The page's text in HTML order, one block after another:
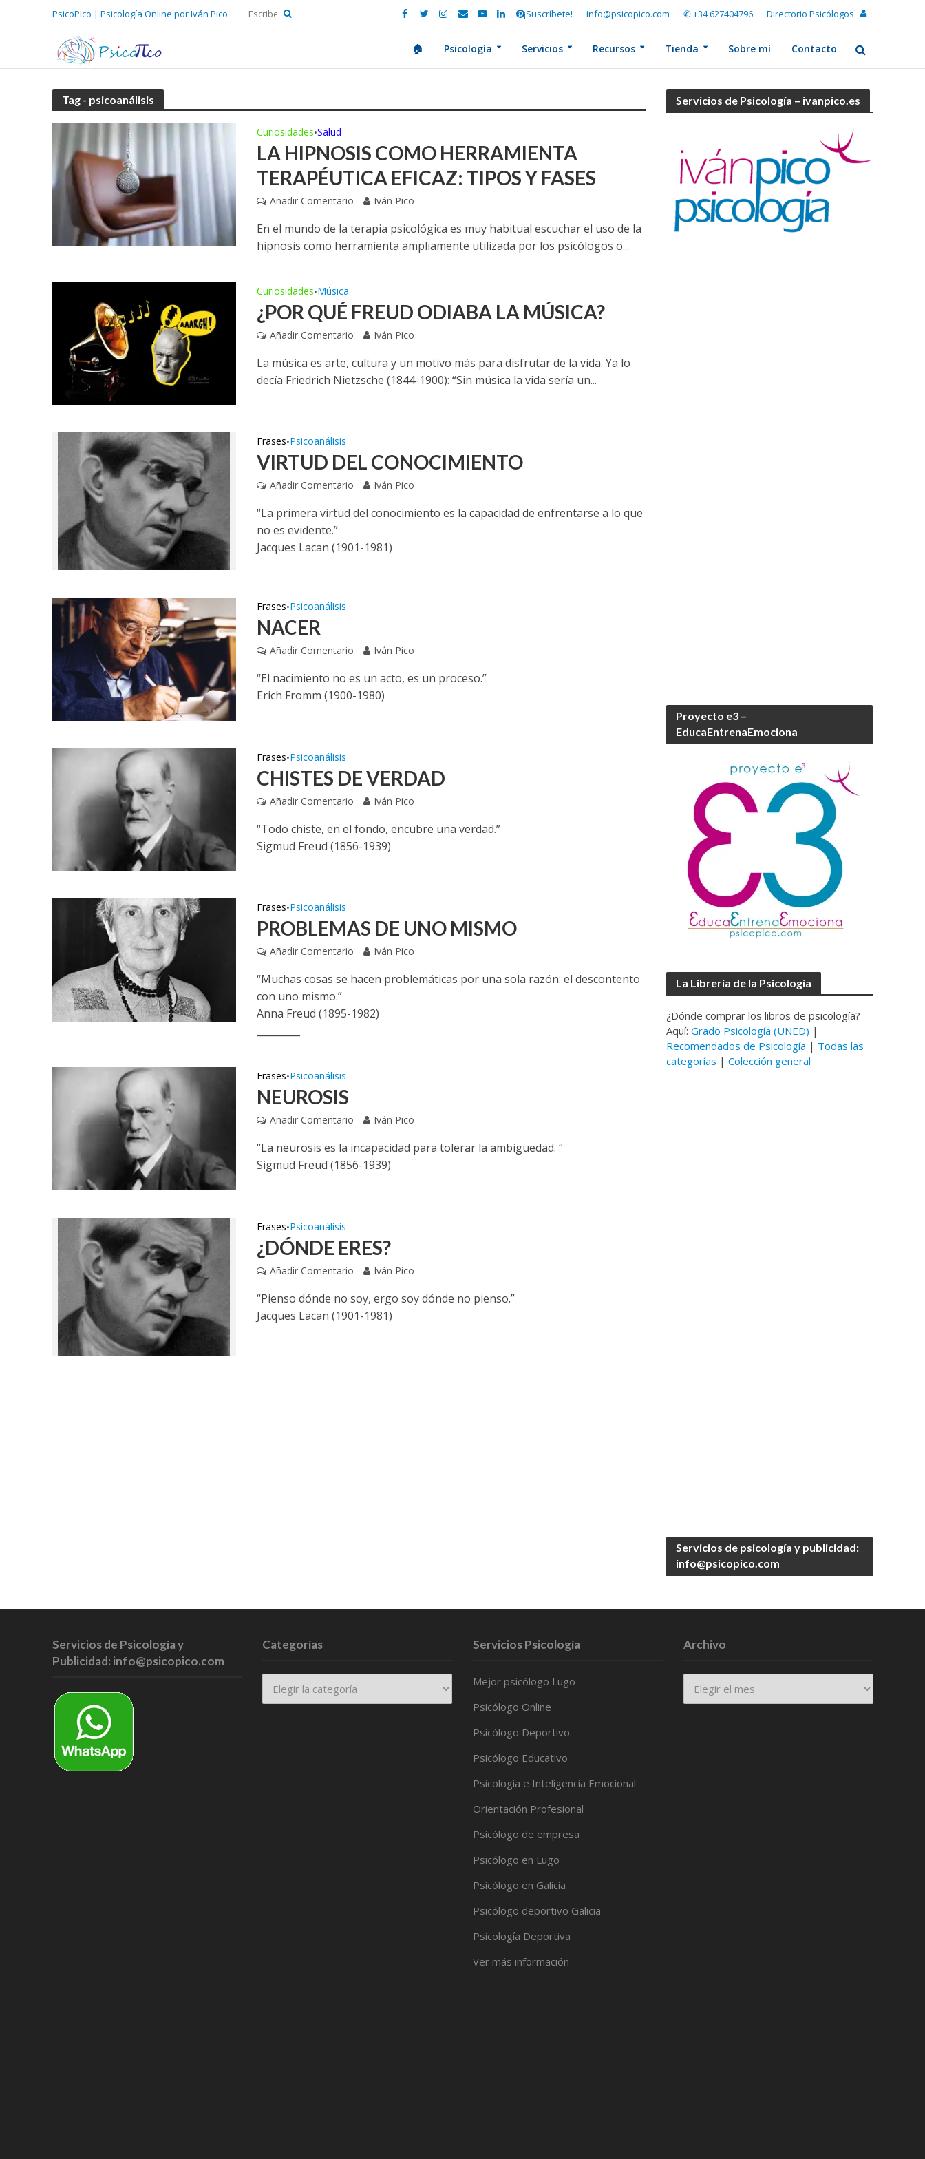
PsicoPico | Psicología Online por Iván Pico ¡Suscríbete! info@psicopico.com ✆ +34 627404796 Directorio Psicólogos
🏠 Psicología Servicios Recursos Tienda Sobre mí Contacto
Tag - psicoanálisis
Curiosidades•Salud
LA HIPNOSIS COMO HERRAMIENTA
TERAPÉUTICA EFICAZ: TIPOS Y FASES
Añadir Comentario Iván Pico
En el mundo de la terapia psicológica es muy habitual escuchar el uso de la
hipnosis como herramienta ampliamente utilizada por los psicólogos o...
Curiosidades•Música
¿POR QUÉ FREUD ODIABA LA MÚSICA?
Añadir Comentario Iván Pico
La música es arte, cultura y un motivo más para disfrutar de la vida. Ya lo
decía Friedrich Nietzsche (1844-1900): “Sin música la vida sería un...
Frases•Psicoanálisis
VIRTUD DEL CONOCIMIENTO
Añadir Comentario Iván Pico
“La primera virtud del conocimiento es la capacidad de enfrentarse a lo que
no es evidente.”
Jacques Lacan (1901-1981)
Frases•Psicoanálisis
NACER
Añadir Comentario Iván Pico
“El nacimiento no es un acto, es un proceso.”
Erich Fromm (1900-1980)
Frases•Psicoanálisis
CHISTES DE VERDAD
Añadir Comentario Iván Pico
“Todo chiste, en el fondo, encubre una verdad.”
Sigmud Freud (1856-1939)
Frases•Psicoanálisis
PROBLEMAS DE UNO MISMO
Añadir Comentario Iván Pico
“Muchas cosas se hacen problemáticas por una sola razón: el descontento
con uno mismo.”
Anna Freud (1895-1982)
Frases•Psicoanálisis
NEUROSIS
Añadir Comentario Iván Pico
“La neurosis es la incapacidad para tolerar la ambigüedad. “
Sigmud Freud (1856-1939)
Frases•Psicoanálisis
¿DÓNDE ERES?
Añadir Comentario Iván Pico
“Pienso dónde no soy, ergo soy dónde no pienso.”
Jacques Lacan (1901-1981)
Servicios de Psicología – ivanpico.es
Proyecto e3 –
EducaEntrenaEmociona
La Librería de la Psicología
¿Dónde comprar los libros de psicología?
Aquí:Grado Psicología (UNED) |
Recomendados de Psicología | Todas las
categorías |Colección general
Servicios de psicología y publicidad:
info@psicopico.com
Servicios de Psicología y
Publicidad: info@psicopico.com
Categorías Servicios Psicología
Mejor psicólogo Lugo
Psicólogo Online
Psicólogo Deportivo
Psicólogo Educativo
Psicología e Inteligencia Emocional
Orientación Profesional
Psicólogo de empresa
Psicólogo en Lugo
Psicólogo en Galicia
Psicólogo deportivo Galicia
Psicología Deportiva
Ver más información
Archivo